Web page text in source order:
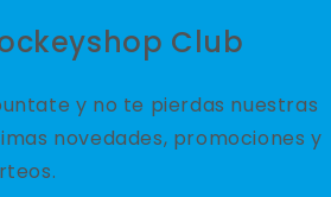
Club
y no te pierdas nuestras
novedades, promociones y